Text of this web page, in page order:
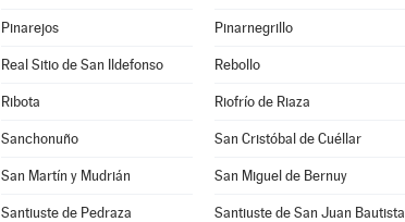
Pinarejos Pinarnegrillo
Real Sitio de San Ildefonso Rebollo
Ribota Riofrío de Riaza
Sanchonuño San Cristóbal de Cuéllar
San Martín y Mudrián San Miguel de Bernuy
Santiuste de Pedraza Santiuste de San Juan Bautista